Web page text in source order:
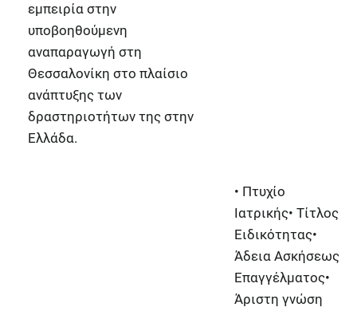
εμπειρία στην
υποβοηθούμενη
αναπαραγωγή στη
Θεσσαλονίκη στο πλαίσιο
ανάπτυξης των
δραστηριοτήτων της στην
Ελλάδα.
• Πτυχίο
Ιατρικής• Τίτλος
Ειδικότητας•
Άδεια Ασκήσεως
Επαγγέλματος•
Άριστη γνώση